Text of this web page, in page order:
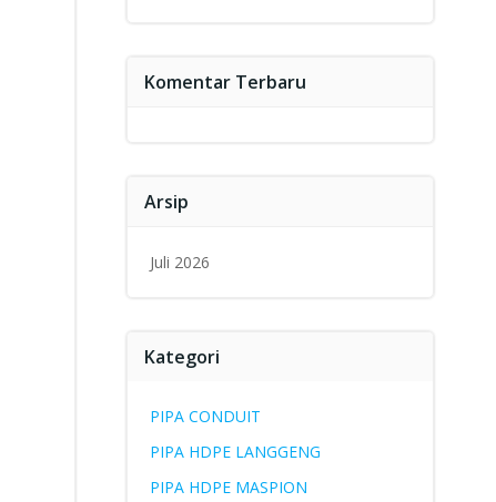
Komentar Terbaru
Arsip
Juli 2026
Kategori
PIPA CONDUIT
PIPA HDPE LANGGENG
PIPA HDPE MASPION